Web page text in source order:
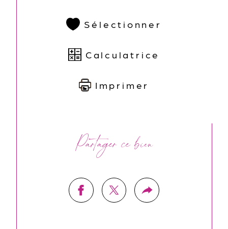
Sélectionner
Calculatrice
Imprimer
Partager ce bien